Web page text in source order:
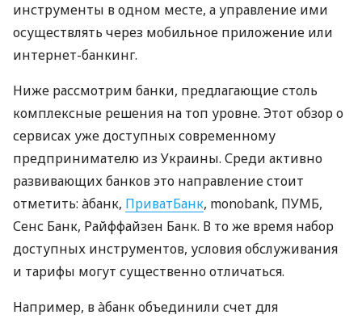
инструменты в одном месте, а управление ими
осуществлять через мобильное приложение или
интернет-банкинг.
Ниже рассмотрим банки, предлагающие столь
комплексные решения на топ уровне. Этот обзор о
сервисах уже доступных современному
предпринимателю из Украины. Среди активно
развивающих банков это направление стоит
отметить: àбанк, ПриватБанк, monobank, ПУМБ,
Сенс Банк, Райффайзен Банк. В то же время набор
доступных инструментов, условия обслуживания
и тарифы могут существенно отличаться.
Например, в àбанк объединили счет для